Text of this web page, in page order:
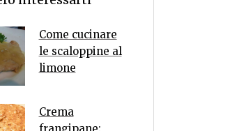
Come cucinare
le scaloppine al
limone
Crema